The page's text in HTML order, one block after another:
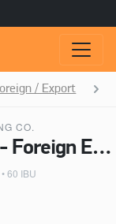
/ Export
CO.
Пиво Batch #1 - Foreign Extra Stout - Бакунин / Bakunin Brewing Co.
60 IBU